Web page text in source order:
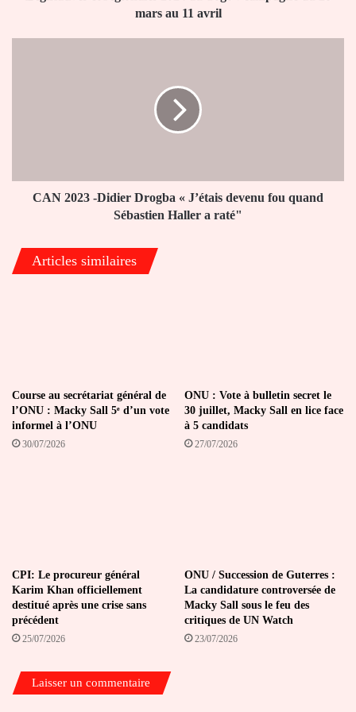
mars au 11 avril
fou
quand
raté"
CAN 2023 -Didier Drogba « J’étais devenu fou quand
Sébastien Haller a raté"
Articles similaires
Course au secrétariat général de
l’ONU : Macky Sall 5ᵉ d’un vote
informel à l’ONU
30/07/2026
ONU : Vote à bulletin secret le
30 juillet, Macky Sall en lice face
à 5 candidats
27/07/2026
CPI: Le procureur général
Karim Khan officiellement
destitué après une crise sans
précédent
25/07/2026
ONU / Succession de Guterres :
La candidature controversée de
Macky Sall sous le feu des
critiques de UN Watch
23/07/2026
Laisser un commentaire